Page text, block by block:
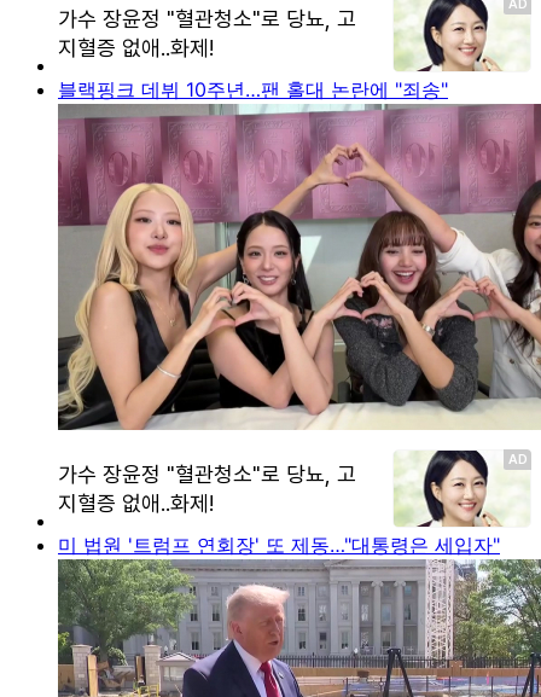
블랙핑크 데뷔 10주년…팬 홀대 논란에 "죄송"
미 법원 '트럼프 연회장' 또 제동…"대통령은 세입자"